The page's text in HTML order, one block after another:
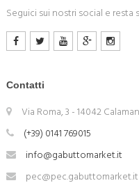
Seguici sui nostri social e
Contatti
Via Roma, 3 - 14042
(+39) 0141 769015
info@gabuttomarket.it
pec@pec.gabuttomarket.it